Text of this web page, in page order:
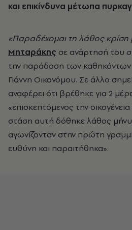
και επικίνδυνα μέτωπα
«Παραδέχομαι τη λάθος κρίση
Μηταράκης σε ανάρτησή του
την παράδοση των
Γιάννη Οικονόμου. Σε άλλο
αναφέρει ότι βρέθηκε για 2
«επισκεπτόμενος την
στάση αυτή δόθηκε λάθος
αγωνίζονταν στην πρώτη
ευθύνη και παραιτήθηκα».